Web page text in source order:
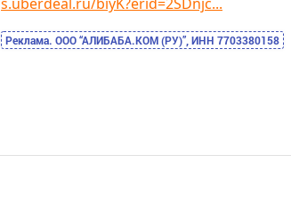
Реклама. ООО “АЛИБАБА.КОМ (РУ)”, ИНН 7703380158